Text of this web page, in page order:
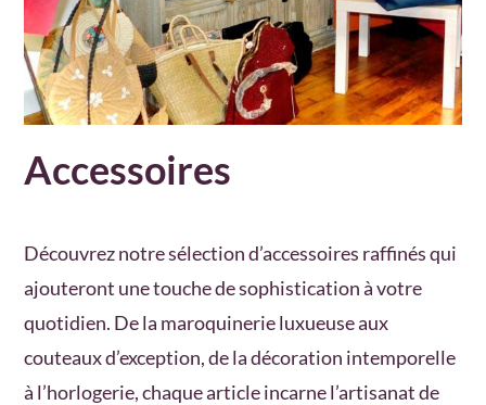
Accessoires
Découvrez notre sélection d’accessoires raffinés qui
ajouteront une touche de sophistication à votre
quotidien. De la maroquinerie luxueuse aux
couteaux d’exception, de la décoration intemporelle
à l’horlogerie, chaque article incarne l’artisanat de